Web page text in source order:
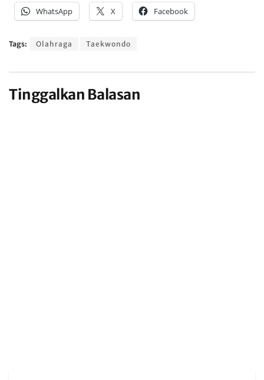
WhatsApp X Facebook
Tags: Olahraga Taekwondo
Tinggalkan Balasan